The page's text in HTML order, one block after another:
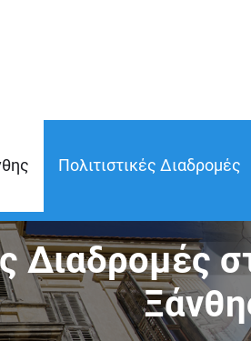
Πολιτιστικές Διαδρομές
Διαδρομές